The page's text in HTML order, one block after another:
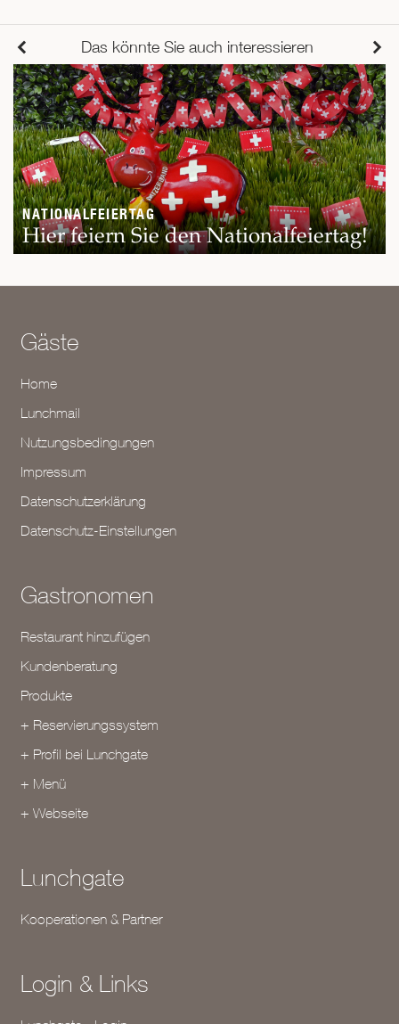
Das könnte Sie auch interessieren
NATIONALFEIERTAG
Hier feiern Sie den Nationalfeiertag!
Gäste
Home
Lunchmail
Nutzungsbedingungen
Impressum
Datenschutzerklärung
Datenschutz-Einstellungen
Gastronomen
Restaurant hinzufügen
Kundenberatung
Produkte
+ Reservierungssystem
+ Profil bei Lunchgate
+ Menü
+ Webseite
Lunchgate
Kooperationen & Partner
Login & Links